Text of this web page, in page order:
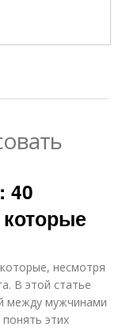
40
несмотря
В этой статье
между мужчинами
этих